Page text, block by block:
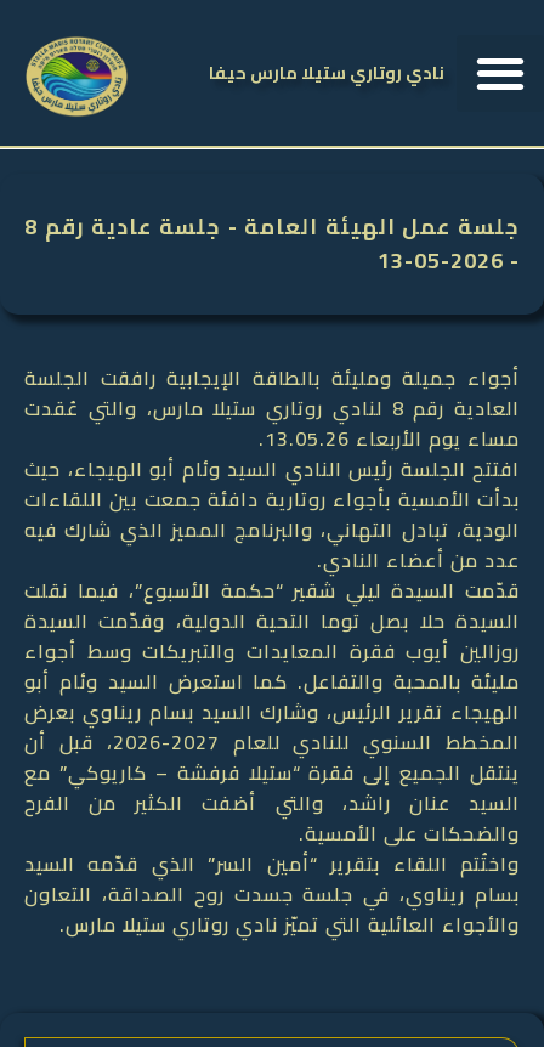
نادي روتاري ستيلا مارس حيفا
جلسة عمل الهيئة العامة - جلسة عادية رقم 8
- 2026-05-13
أجواء جميلة ومليئة بالطاقة الإيجابية رافقت الجلسة
العادية رقم 8 لنادي روتاري ستيلا مارس، والتي عُقدت
مساء يوم الأربعاء 13.05.26.
افتتح الجلسة رئيس النادي السيد وئام أبو الهيجاء، حيث
بدأت الأمسية بأجواء روتارية دافئة جمعت بين اللقاءات
الودية، تبادل التهاني، والبرنامج المميز الذي شارك فيه
عدد من أعضاء النادي.
قدّمت السيدة ليلي شقير “حكمة الأسبوع”، فيما نقلت
السيدة حلا بصل توما التحية الدولية، وقدّمت السيدة
روزالين أيوب فقرة المعايدات والتبريكات وسط أجواء
مليئة بالمحبة والتفاعل. كما استعرض السيد وئام أبو
الهيجاء تقرير الرئيس، وشارك السيد بسام ريناوي بعرض
المخطط السنوي للنادي للعام 2027-2026، قبل أن
ينتقل الجميع إلى فقرة “ستيلا فرفشة – كاريوكي” مع
السيد عنان راشد، والتي أضفت الكثير من الفرح
والضحكات على الأمسية.
واختُتم اللقاء بتقرير “أمين السر” الذي قدّمه السيد
بسام ريناوي، في جلسة جسدت روح الصداقة، التعاون
والأجواء العائلية التي تميّز نادي روتاري ستيلا مارس.